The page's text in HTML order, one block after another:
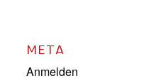
META
Anmelden